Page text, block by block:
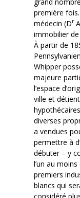
première
médecin (Dr
immobilier de
À partir de
Whipper
majeure
l’espace
ville et
diverses
a vendues
permettre à
débuter – y
l’un au moins
premiers
blancs qui
considéré